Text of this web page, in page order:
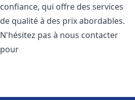
confiance, qui offre des services
de qualité à des prix abordables.
N'hésitez pas à nous contacter
pour